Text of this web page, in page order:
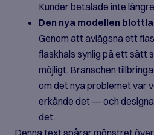
Kunder betalade inte
Den nya modellen
Genom att avlägsna ett
flaskhals synlig på ett sätt
möjligt. Branschen
om det nya problemet var
erkände det — och
det.